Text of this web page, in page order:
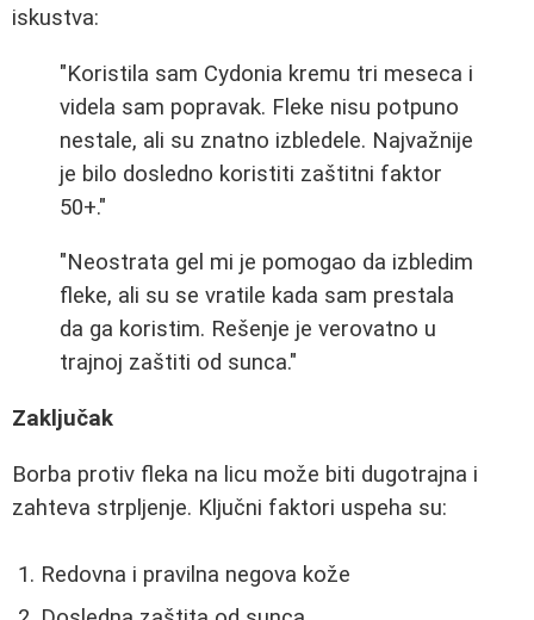
iskustva:
"Koristila sam Cydonia kremu tri meseca i
videla sam popravak. Fleke nisu potpuno
nestale, ali su znatno izbledele. Najvažnije
je bilo dosledno koristiti zaštitni faktor
50+."
"Neostrata gel mi je pomogao da izbledim
fleke, ali su se vratile kada sam prestala
da ga koristim. Rešenje je verovatno u
trajnoj zaštiti od sunca."
Zaključak
Borba protiv fleka na licu može biti dugotrajna i
zahteva strpljenje. Ključni faktori uspeha su:
Redovna i pravilna negova kože